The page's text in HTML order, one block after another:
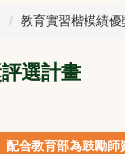
教育實習楷模績優
選計畫
配合教育部為鼓勵師